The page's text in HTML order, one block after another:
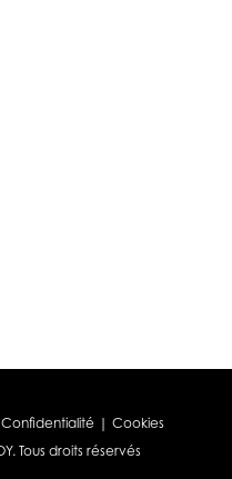
Confidentialité | Cookies
Tous droits réservés